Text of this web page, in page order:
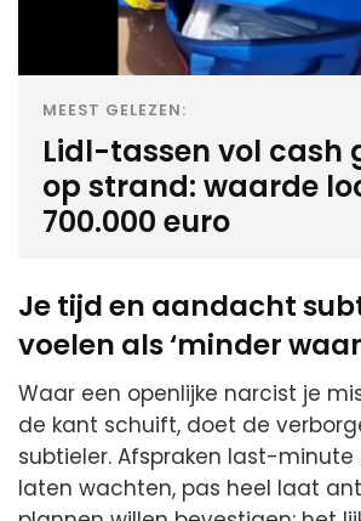
MEEST GELEZEN:
Lidl-tassen vol cash
op strand: waarde
700.000 euro
Je tijd en aandacht
voelen als ‘minder
Waar een openlijke narcist je
de kant schuift, doet de
subtieler. Afspraken last-minute
laten wachten, pas heel laat